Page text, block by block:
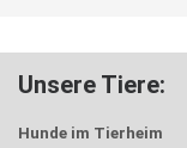
Unsere Tiere:
Hunde im Tierheim